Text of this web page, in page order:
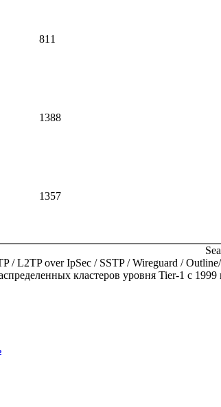
811
1388
1357
/ L2TP over IpSec / SSTP / Wireguard /
кластеров уровня Tier-1 с 1999